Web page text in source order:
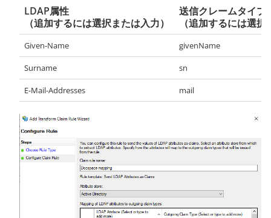
LDAP属性
（追加するには選択または入力）
送信クレームタイプ
（追加するには選
Given-Name givenName
Surname sn
E-Mail-Addresses mail